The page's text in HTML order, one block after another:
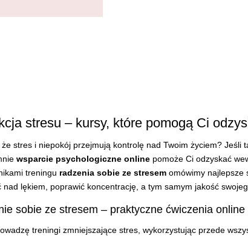
stresu – kursy, które pomogą Ci
że stres i niepokój przejmują kontrolę nad Twoim życiem?
wsparcie psychologiczne online pomoże Ci odzyskać
treningu radzenia sobie ze stresem omówimy najlepsze
nad lękiem, poprawić koncentrację, a tym samym jakość
sobie ze stresem – praktyczne ćwiczenia online
treningi zmniejszające stres, wykorzystując przede